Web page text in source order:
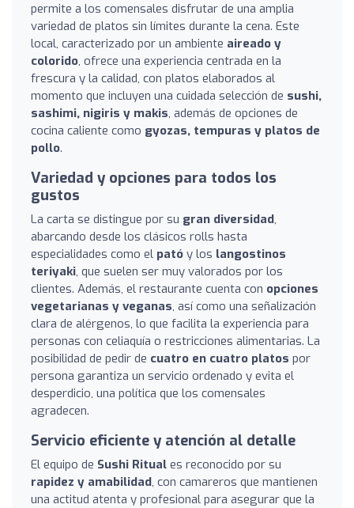
permite a los comensales disfrutar de una amplia
variedad de platos sin límites durante la cena. Este
local, caracterizado por un ambiente aireado y
colorido, ofrece una experiencia centrada en la
frescura y la calidad, con platos elaborados al
momento que incluyen una cuidada selección de sushi,
sashimi, nigiris y makis, además de opciones de
cocina caliente como gyozas, tempuras y platos de
pollo.
Variedad y opciones para todos los
gustos
La carta se distingue por su gran diversidad,
abarcando desde los clásicos rolls hasta
especialidades como el pató y los langostinos
teriyaki, que suelen ser muy valorados por los
clientes. Además, el restaurante cuenta con opciones
vegetarianas y veganas, así como una señalización
clara de alérgenos, lo que facilita la experiencia para
personas con celiaquía o restricciones alimentarias. La
posibilidad de pedir de cuatro en cuatro platos por
persona garantiza un servicio ordenado y evita el
desperdicio, una política que los comensales
agradecen.
Servicio eficiente y atención al detalle
El equipo de Sushi Ritual es reconocido por su
rapidez y amabilidad, con camareros que mantienen
una actitud atenta y profesional para asegurar que la